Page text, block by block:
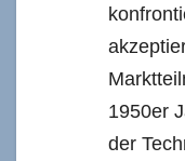
1950er
der